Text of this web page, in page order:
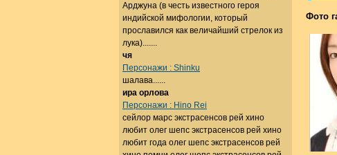
Фото
Арджуна (в честь известного героя
индийской мифологии, который
прославился как величайший стрелок из
лука).......
чя
Персонажи : Shinku
шалава......
ира орлова
Персонажи : Hino Rei
сейлор марс экстрасенсов рей хино
любит олег шепс экстрасенсов рей хино
любит года олег шепс экстрасенсов рей